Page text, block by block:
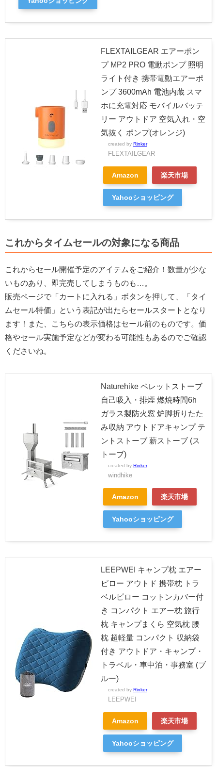
FLEXTAILGEAR エアーポン
プ MP2 PRO 電動ポンプ 照明
ライト付き 携帯電動エアーポ
ンプ 3600mAh 電池内蔵 スマ
ホに充電対応 モバイルバッテ
リー アウトドア 空気入れ・空
気抜く ポンプ(オレンジ)
created by Rinker
FLEXTAILGEAR
Amazon 楽天市場
Yahooショッピング
これからタイムセールの対象になる商品
これからセール開催予定のアイテムをご紹介！数量が少な
いものあり、即完売してしまうものも…。
販売ページで「カートに入れる」ボタンを押して、「タイ
ムセール特価」という表記が出たらセールスタートとなり
ます！また、こちらの表示価格はセール前のものです。価
格やセール実施予定などが変わる可能性もあるのでご確認
くださいね。
Naturehike ペレットストーブ
自己吸入・排煙 燃焼時間6h
ガラス製防火窓 炉脚折りたた
み収納 アウトドアキャンプ テ
ントストーブ 薪ストーブ (ス
トーブ)
created by Rinker
windhike
Amazon 楽天市場
Yahooショッピング
LEEPWEI キャンプ枕 エアー
ピロー アウトド 携帯枕 トラ
ベルピロー コットンカバー付
き コンパクト エアー枕 旅行
枕 キャンプまくら 空気枕 腰
枕 超軽量 コンパクト 収納袋
付き アウトドア・キャンプ・
トラベル・車中泊・事務室 (ブ
ルー)
created by Rinker
LEEPWEI
Amazon 楽天市場
Yahooショッピング